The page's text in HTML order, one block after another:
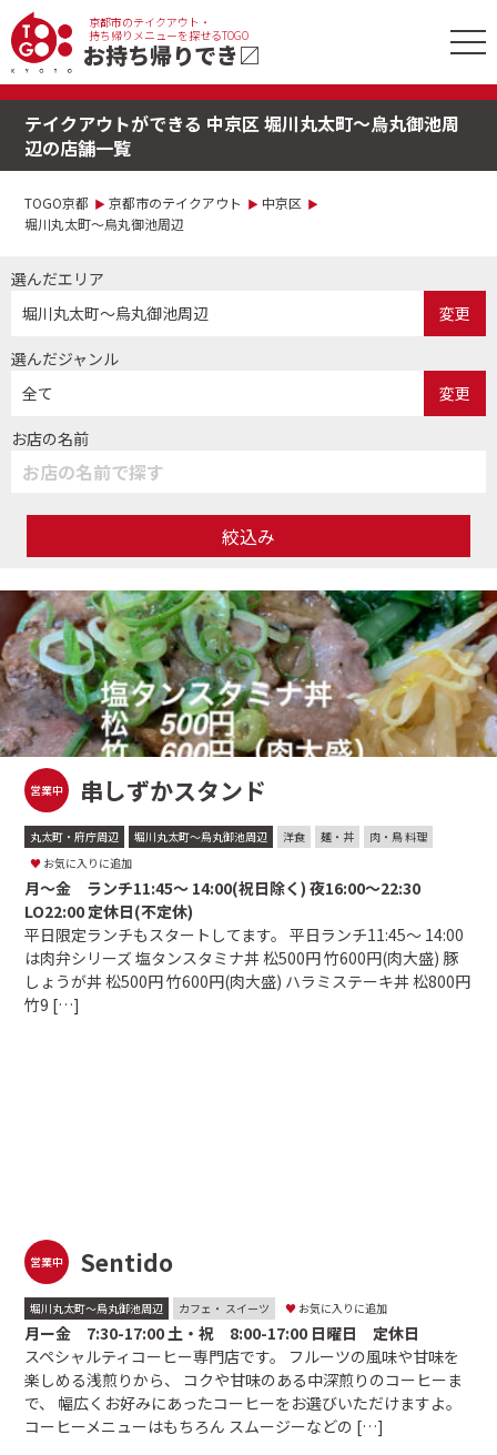
京都市のテイクアウト・
持ち帰りメニューを探せるTOGO
お持ち帰りでき〼
テイクアウトができる 中京区 堀川丸太町〜烏丸御池周
辺の店舗一覧
TOGO京都 京都市のテイクアウト
中京区
堀川丸太町〜烏丸御池周辺
選んだエリア
堀川丸太町〜烏丸御池周辺
変更
選んだジャンル
全て
変更
お店の名前
絞込み
営業中 串しずかスタンド
丸太町・府庁周辺 堀川丸太町〜烏丸御池周辺 洋食 麺・丼
肉・鳥 料理
♥ お気に入りに追加
月〜金 ランチ11:45〜 14:00(祝日除く) 夜16:00〜22:30
LO22:00 定休日(不定休)
平日限定ランチもスタートしてます。 平日ランチ11:45〜 14:00
は肉弁シリーズ 塩タンスタミナ丼 松500円 竹600円(肉大盛) 豚
しょうが丼 松500円 竹600円(肉大盛) ハラミステーキ丼 松800円
竹9 […]
営業中 Sentido
堀川丸太町〜烏丸御池周辺 カフェ・ スイーツ ♥ お気に入りに追加
月ー金 7:30-17:00 土・祝 8:00-17:00 日曜日 定休日
スペシャルティコーヒー専門店です。 フルーツの風味や甘味を
楽しめる浅煎りから、 コクや甘味のある中深煎りのコーヒーま
で、 幅広くお好みにあったコーヒーをお選びいただけますよ。
コーヒーメニューはもちろん スムージーなどの […]